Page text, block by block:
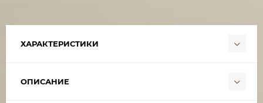
ХАРАКТЕРИСТИКИ
ОПИСАНИЕ